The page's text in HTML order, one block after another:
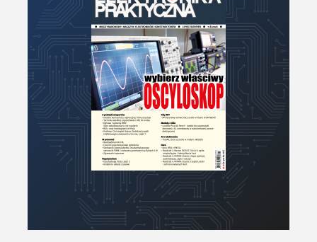
Optoelektronika
PCB/Montaż
Podstawy elektroniki
Podzespoły bierne
Półprzewodniki
Pomiary i testy
Projektowanie